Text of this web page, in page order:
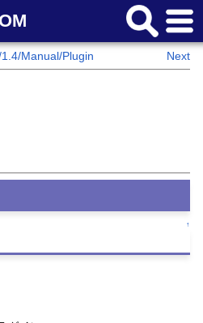
Next
Manual/Plugin
↑